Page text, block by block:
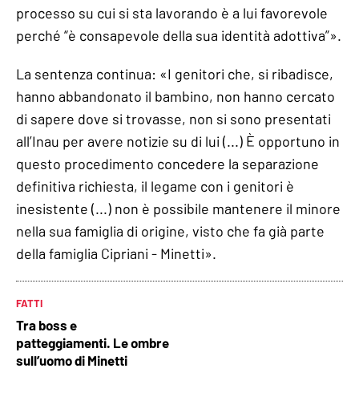
processo su cui si sta lavorando è a lui favorevole
perché “è consapevole della sua identità adottiva”».
La sentenza continua: «I genitori che, si ribadisce,
hanno abbandonato il bambino, non hanno cercato
di sapere dove si trovasse, non si sono presentati
all’Inau per avere notizie su di lui (...) È opportuno in
questo procedimento concedere la separazione
definitiva richiesta, il legame con i genitori è
inesistente (...) non è possibile mantenere il minore
nella sua famiglia di origine, visto che fa già parte
della famiglia Cipriani - Minetti».
FATTI
Tra boss e
patteggiamenti. Le ombre
sull’uomo di Minetti